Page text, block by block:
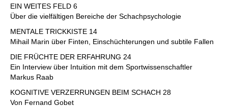
EIN WEITES FELD 6
Über die vielfältigen Bereiche der Schachpsychologie
MENTALE TRICKKISTE 14
Mihail Marin über Finten, Einschüchterungen und subtile Fallen
DIE FRÜCHTE DER ERFAHRUNG 24
Ein Interview über Intuition mit dem Sportwissenschaftler
Markus Raab
KOGNITIVE VERZERRUNGEN BEIM SCHACH 28
Von Fernand Gobet